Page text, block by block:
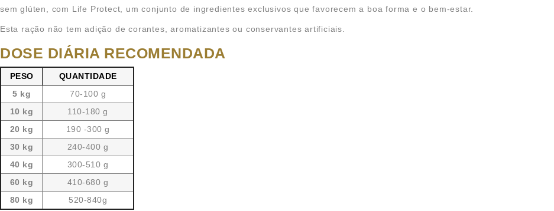
sem glúten, com Life Protect, um conjunto de ingredientes exclusivos que favorecem a boa forma e o bem-estar.
Esta ração não tem adição de corantes, aromatizantes ou conservantes artificiais.
DOSE DIÁRIA RECOMENDADA
PESO
QUANTIDADE
5 kg
70-100 g
10 kg
110-180 g
20 kg
190 -300 g
30 kg
240-400 g
40 kg
300-510 g
60 kg
410-680 g
80 kg
520-840g